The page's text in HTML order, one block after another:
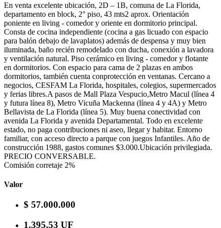
En venta excelente ubicación, 2D – 1B, comuna de La Florida,
departamento en block, 2° piso, 43 mts2 aprox. Orientación
poniente en living - comedor y oriente en dormitorio principal.
Consta de cocina independiente (cocina a gas licuado con espacio
para balón debajo de lavaplatos) además de despensa y muy bien
iluminada, baño recién remodelado con ducha, conexión a lavadora
y ventilación natural. Piso cerámico en living - comedor y flotante
en dormitorios. Con espacio para cama de 2 plazas en ambos
dormitorios, también cuenta conprotección en ventanas. Cercano a
negocios, CESFAM La Florida, hospitales, colegios, supermercados
y ferias libres.A pasos de Mall Plaza Vespucio,Metro Macul (línea 4
y futura línea 8), Metro Vicuña Mackenna (línea 4 y 4A) y Metro
Bellavista de La Florida (línea 5). Muy buena conectividad con
avenida La Florida y avenida Departamental. Todo en excelente
estado, no paga contribuciones ni aseo, llegar y habitar. Entorno
familiar, con acceso directo a parque con juegos Infantiles. Año de
construcción 1988, gastos comunes $3.000.Ubicación privilegiada.
PRECIO CONVERSABLE.
Comisión corretaje 2%
Valor
$ 57.000.000
1.395,53 UF